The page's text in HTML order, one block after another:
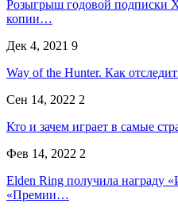
Розыгрыш годовой подписки
копии…
Дек 4, 2021 9
Way of the Hunter. Как
Сен 14, 2022 2
Кто и зачем играет в самые
Фев 14, 2022 2
Elden Ring получила награду
«Премии…